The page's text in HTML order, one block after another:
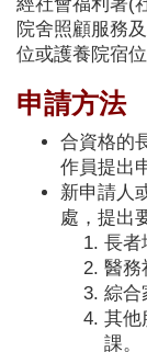
院舍照顧服務
位或護養院宿
申請方法
合資格的
作員提出
新申請人
處，提出
長者
醫務
綜合
其他
課。